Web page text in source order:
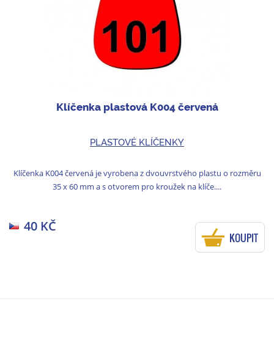
Klíčenka plastová K004 červená
PLASTOVÉ KLÍČENKY
Klíčenka K004 červená je vyrobena z dvouvrstvého plastu o rozměru
35 x 60 mm a s otvorem pro kroužek na klíče....
40 KČ
KOUPIT